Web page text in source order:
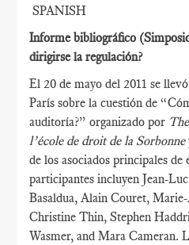
SPANISH
Informe bibliográfico
dirigirse la regulación?
El 20 de mayo del 2011 se
París sobre la cuestión de
auditoría?” organizado por
l’école de droit de la Sorbonne
de los asociados principales
participantes incluyen Jean-
Basaldua, Alain Couret,
Christine Thin, Stephen
Wasmer, and Mara Cameran.